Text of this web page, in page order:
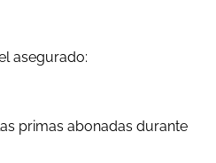
asegurado:
primas abonadas durante